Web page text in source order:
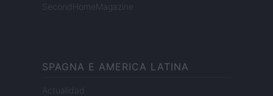
SecondHomeMagazine
SPAGNA E AMERICA LATINA
Actualidad